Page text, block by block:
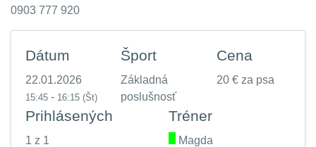
0903 777 920
Dátum
22.01.2026
15:45 - 16:15 (Št)
Šport
Základná
poslušnosť
Cena
20 € za psa
Prihlásených
1 z 1
Tréner
Magda